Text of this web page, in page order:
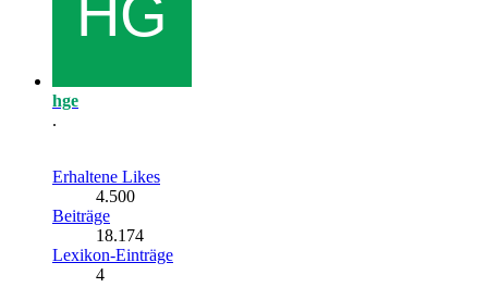
hge
.
Erhaltene Likes
4.500
Beiträge
18.174
Lexikon-Einträge
4